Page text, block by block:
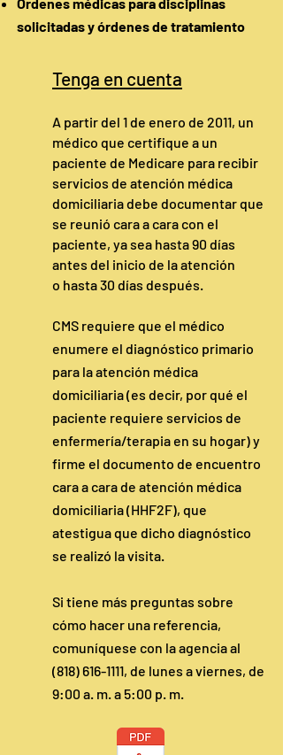
solicitadas y órdenes de tratamiento
Tenga en cuenta
A partir del 1 de enero de 2011, un
médico que certifique a un
paciente de Medicare para recibir
servicios de atención médica
domiciliaria debe documentar que
se reunió cara a cara con el
paciente, ya sea hasta 90 días
antes del inicio de la atención
o hasta 30 días después.
CMS requiere que el médico
enumere el diagnóstico primario
para la atención médica
domiciliaria (es decir, por qué el
paciente requiere servicios de
enfermería/terapia en su hogar) y
firme el documento de encuentro
cara a cara de atención médica
domiciliaria (HHF2F), que
atestigua que dicho diagnóstico
se realizó la visita.
Si tiene más preguntas sobre
cómo hacer una referencia,
comuníquese con la agencia al
(818) 616-1111, de lunes a viernes, de
9:00 a. m. a 5:00 p. m.